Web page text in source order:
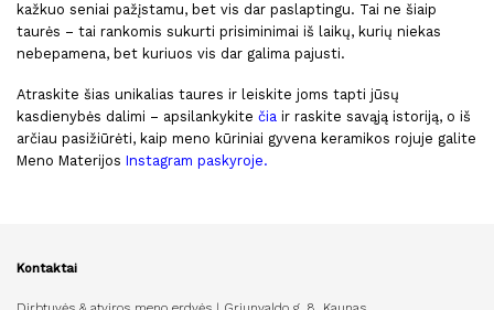
kažkuo seniai pažįstamu, bet vis dar paslaptingu. Tai ne šiaip
taurės – tai rankomis sukurti prisiminimai iš laikų, kurių niekas
nebepamena, bet kuriuos vis dar galima pajusti.
Atraskite šias unikalias taures ir leiskite joms tapti jūsų
kasdienybės dalimi – apsilankykite čia ir raskite savąją istoriją, o iš
arčiau pasižiūrėti, kaip meno kūriniai gyvena keramikos rojuje galite
Meno Materijos Instagram paskyroje.
Kontaktai